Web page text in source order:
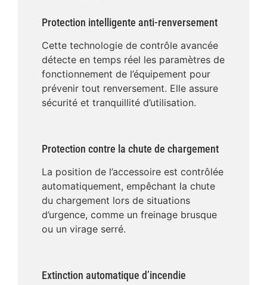
Protection intelligente anti-renversement
Cette technologie de contrôle avancée
détecte en temps réel les paramètres de
fonctionnement de l’équipement pour
prévenir tout renversement. Elle assure
sécurité et tranquillité d’utilisation.
Protection contre la chute de chargement
La position de l’accessoire est contrôlée
automatiquement, empêchant la chute
du chargement lors de situations
d’urgence, comme un freinage brusque
ou un virage serré.
Extinction automatique d’incendie